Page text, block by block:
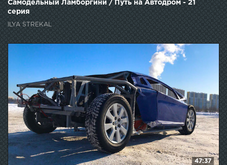
Самодельный Ламборгини / Путь на Автодром - 21
серия
ILYA STREKAL
47:37